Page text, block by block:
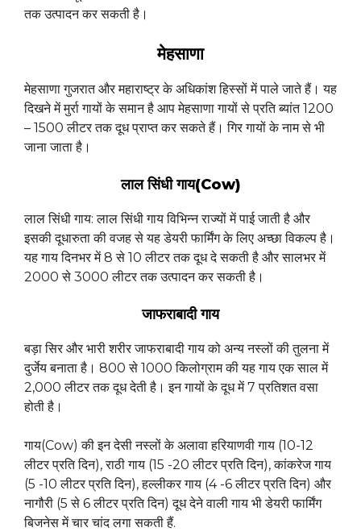
तक उत्पादन कर सकती है।
मेहसाणा
मेहसाणा गुजरात और महाराष्ट्र के अधिकांश हिस्सों में पाले जाते हैं। यह
दिखने में मुर्रा गायों के समान है आप मेहसाणा गायों से प्रति ब्यांत 1200
– 1500 लीटर तक दूध प्राप्त कर सकते हैं। गिर गायों के नाम से भी
जाना जाता है।
लाल सिंधी गाय(Cow)
लाल सिंधी गाय: लाल सिंधी गाय विभिन्न राज्यों में पाई जाती है और
इसकी दूधारुता की वजह से यह डेयरी फार्मिंग के लिए अच्छा विकल्प है।
यह गाय दिनभर में 8 से 10 लीटर तक दूध दे सकती है और सालभर में
2000 से 3000 लीटर तक उत्पादन कर सकती है।
जाफराबादी गाय
बड़ा सिर और भारी शरीर जाफराबादी गाय को अन्य नस्लों की तुलना में
दुर्जेय बनाता है। 800 से 1000 किलोग्राम की यह गाय एक साल में
2,000 लीटर तक दूध देती है। इन गायों के दूध में 7 प्रतिशत वसा
होती है।
गाय(Cow) की इन देसी नस्लों के अलावा हरियाणवी गाय (10-12
लीटर प्रति दिन), राठी गाय (15 -20 लीटर प्रति दिन), कांकरेज गाय
(5 -10 लीटर प्रति दिन), हल्लीकर गाय (4 -6 लीटर प्रति दिन) और
नागौरी (5 से 6 लीटर प्रति दिन) दूध देने वाली गाय भी डेयरी फार्मिंग
बिजनेस में चार चांद लगा सकती हैं.